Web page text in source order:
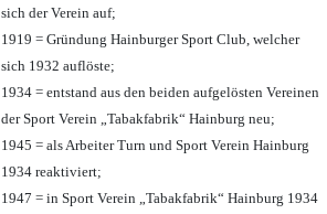
sich der Verein auf;
1919 = Gründung Hainburger Sport Club, welcher
sich 1932 auflöste;
1934 = entstand aus den beiden aufgelösten Vereinen
der Sport Verein „Tabakfabrik“ Hainburg neu;
1945 = als Arbeiter Turn und Sport Verein Hainburg
1934 reaktiviert;
1947 = in Sport Verein „Tabakfabrik“ Hainburg 1934